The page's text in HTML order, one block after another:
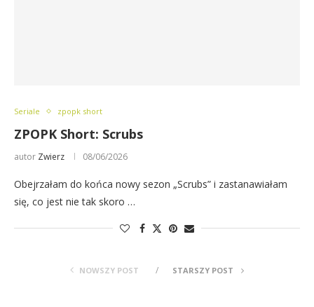
Seriale zpopk short
ZPOPK Short: Scrubs
autor Zwierz 08/06/2026
Obejrzałam do końca nowy sezon „Scrubs” i zastanawiałam
się, co jest nie tak skoro …
NOWSZY POST STARSZY POST